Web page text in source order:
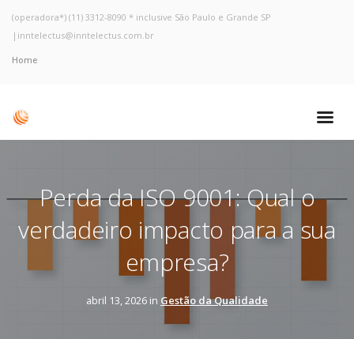
(operadora*) (11) 3312-8090 * inclusive São Paulo e Grande SP
| inntelectus@inntelectus.com.br
Home
Perda da ISO 9001: Qual o
verdadeiro impacto para a sua
empresa?
abril 13, 2026 in Gestão da Qualidade